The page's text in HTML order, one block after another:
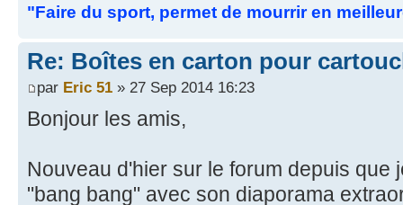
"Faire du sport, permet de mourrir en
Re: Boîtes en carton pour
par Eric 51 » 27 Sep 2014 16:23
Bonjour les amis,
Nouveau d'hier sur le forum depuis que
"bang bang" avec son diaporama